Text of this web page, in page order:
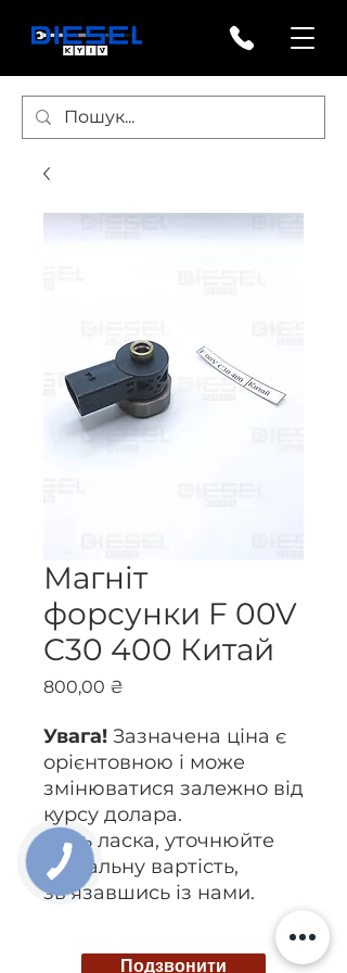
Магніт
форсунки F 00V
C30 400 Китай
800,00 ₴
Увага! Зазначена ціна є
орієнтовною і може
змінюватися залежно від
курсу долара.
Будь ласка, уточнюйте
актуальну вартість,
зв’язавшись із нами.
Подзвонити